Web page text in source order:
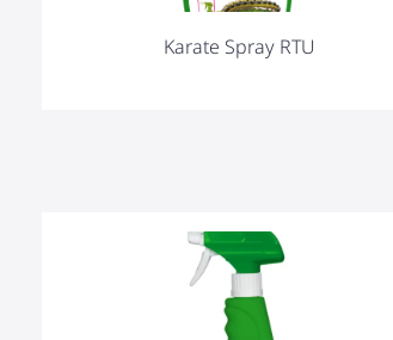
Karate Spray RTU